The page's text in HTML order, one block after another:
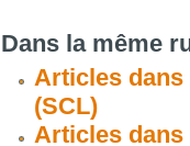
Dans la même
Articles dans
(SCL)
Articles dans